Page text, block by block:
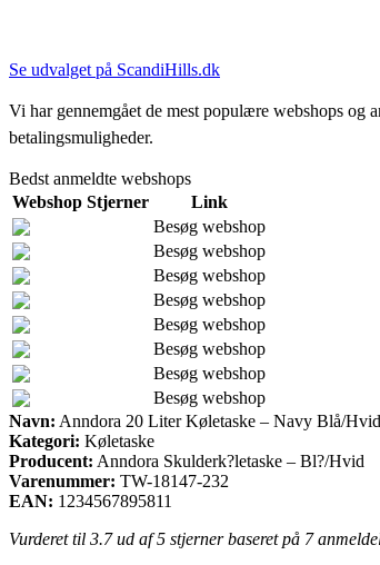
Se udvalget på ScandiHills.dk
Vi har gennemgået de mest populære webshops og
betalingsmuligheder.
Bedst anmeldte webshops
Webshop Stjerner
Link
Besøg webshop
Besøg webshop
Besøg webshop
Besøg webshop
Besøg webshop
Besøg webshop
Besøg webshop
Besøg webshop
Navn: Anndora 20 Liter Køletaske – Navy Blå/Hvid
Kategori: Køletaske
Producent: Anndora Skulderk?letaske – Bl?/Hvid
Varenummer: TW-18147-232
EAN: 1234567895811
Vurderet til 3.7ud af 5 stjerner baseret på 7